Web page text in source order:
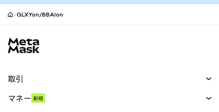
GLXYon/BBAIon
取引
マネー 新規